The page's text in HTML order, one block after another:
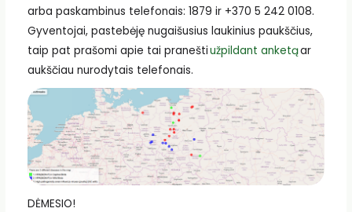
arba paskambinus telefonais: 1879 ir +370 5 242 0108.
Gyventojai, pastebėję nugaišusius laukinius paukščius,
taip pat prašomi apie tai praneštiužpildant anketąar
aukščiau nurodytais telefonais.
DĖMESIO!